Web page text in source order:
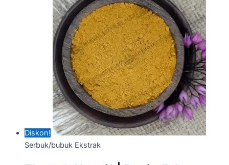
Diskon!
Serbuk/bubuk Ekstrak